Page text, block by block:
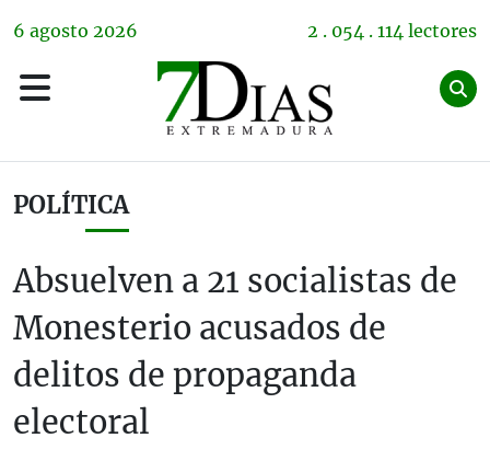
6 agosto 2026 2 . 054 . 114 lectores
POLÍTICA
Absuelven a 21 socialistas de
Monesterio acusados de
delitos de propaganda
electoral